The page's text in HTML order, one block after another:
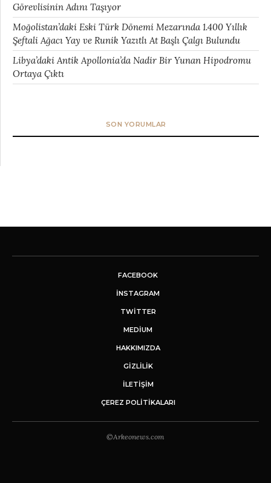
Görevlisinin Adını Taşıyor
Moğolistan’daki Eski Türk Dönemi Mezarında 1.400 Yıllık
Şeftali Ağacı Yay ve Runik Yazıtlı At Başlı Çalgı Bulundu
Libya’daki Antik Apollonia’da Nadir Bir Yunan Hipodromu
Ortaya Çıktı
SON YORUMLAR
FACEBOOK
INSTAGRAM
TWITTER
MEDIUM
HAKKIMIZDA
GİZLİLİK
İLETIŞIM
ÇEREZ POLITIKALARI
©Arkeonews.com